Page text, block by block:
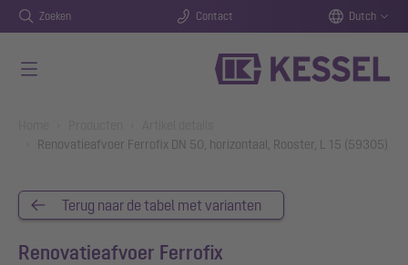
Zoeken Contact Dutch
Renovatieafvoer Ferrofix DN 50, horizontaal, Rooster, L 15 (59305)
Terug naar de tabel met varianten
Renovatieafvoer Ferrofix